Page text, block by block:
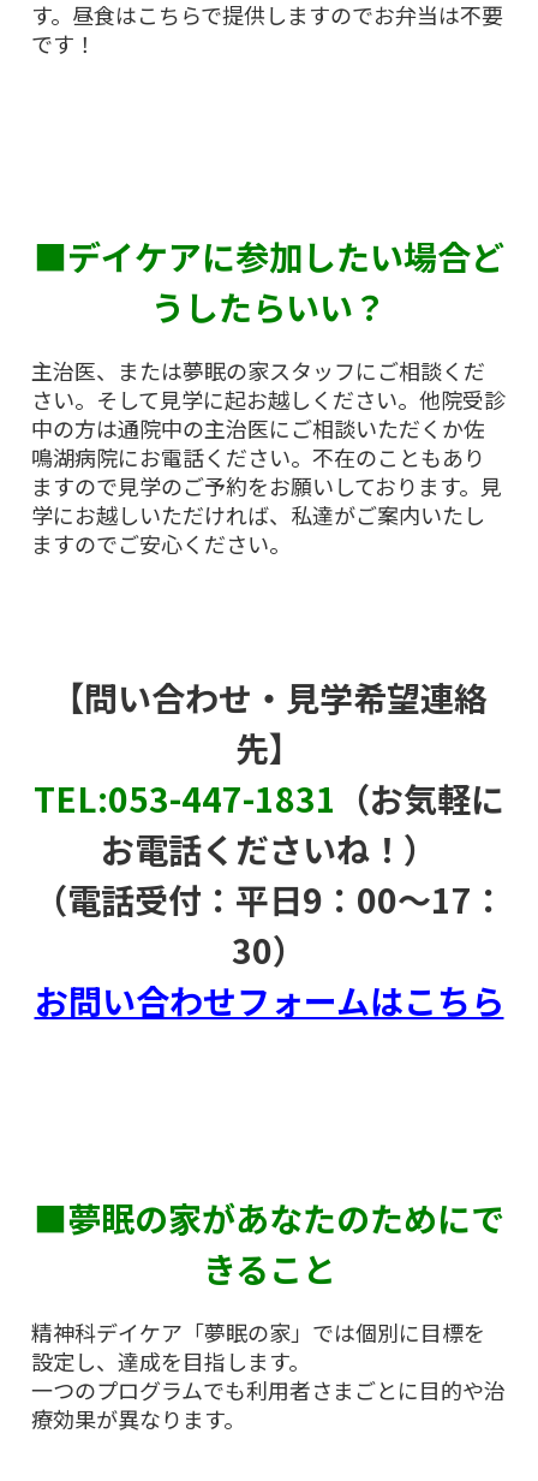
す。昼食はこちらで提供しますのでお弁当は不要
です！
■デイケアに参加したい場合ど
うしたらいい？
主治医、または夢眠の家スタッフにご相談くだ
さい。そして見学に起お越しください。他院受診
中の方は通院中の主治医にご相談いただくか佐
鳴湖病院にお電話ください。不在のこともあり
ますので見学のご予約をお願いしております。見
学にお越しいただければ、私達がご案内いたし
ますのでご安心ください。
【問い合わせ・見学希望連絡
先】
TEL:053-447-1831 （お気軽に
お電話くださいね！）
（電話受付：平日9：00〜17：
30）
お問い合わせフォームはこちら
■夢眠の家があなたのためにで
きること
精神科デイケア「夢眠の家」では個別に目標を
設定し、達成を目指します。
一つのプログラムでも利用者さまごとに目的や治
療効果が異なります。